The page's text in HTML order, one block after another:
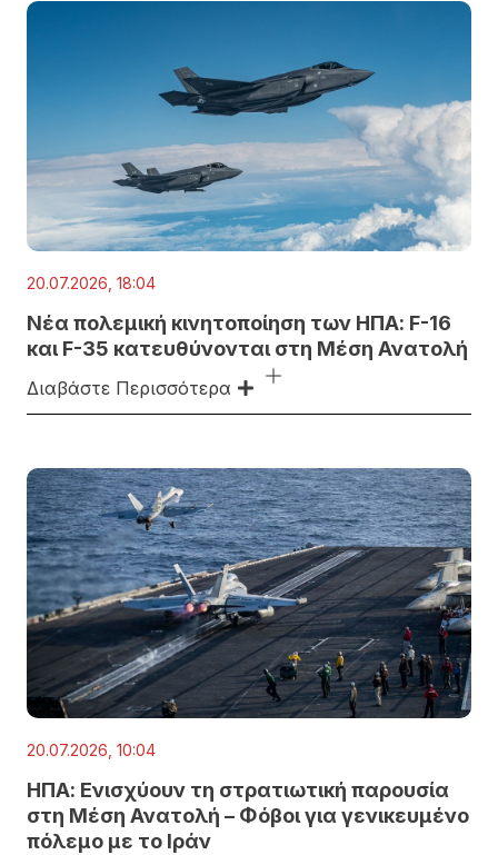
20.07.2026, 18:04
Νέα πολεμική κινητοποίηση των ΗΠΑ: F-16
και F-35 κατευθύνονται στη Μέση Ανατολή
Διαβάστε Περισσότερα
20.07.2026, 10:04
ΗΠΑ: Ενισχύουν τη στρατιωτική παρουσία
στη Μέση Ανατολή – Φόβοι για γενικευμένο
πόλεμο με το Ιράν